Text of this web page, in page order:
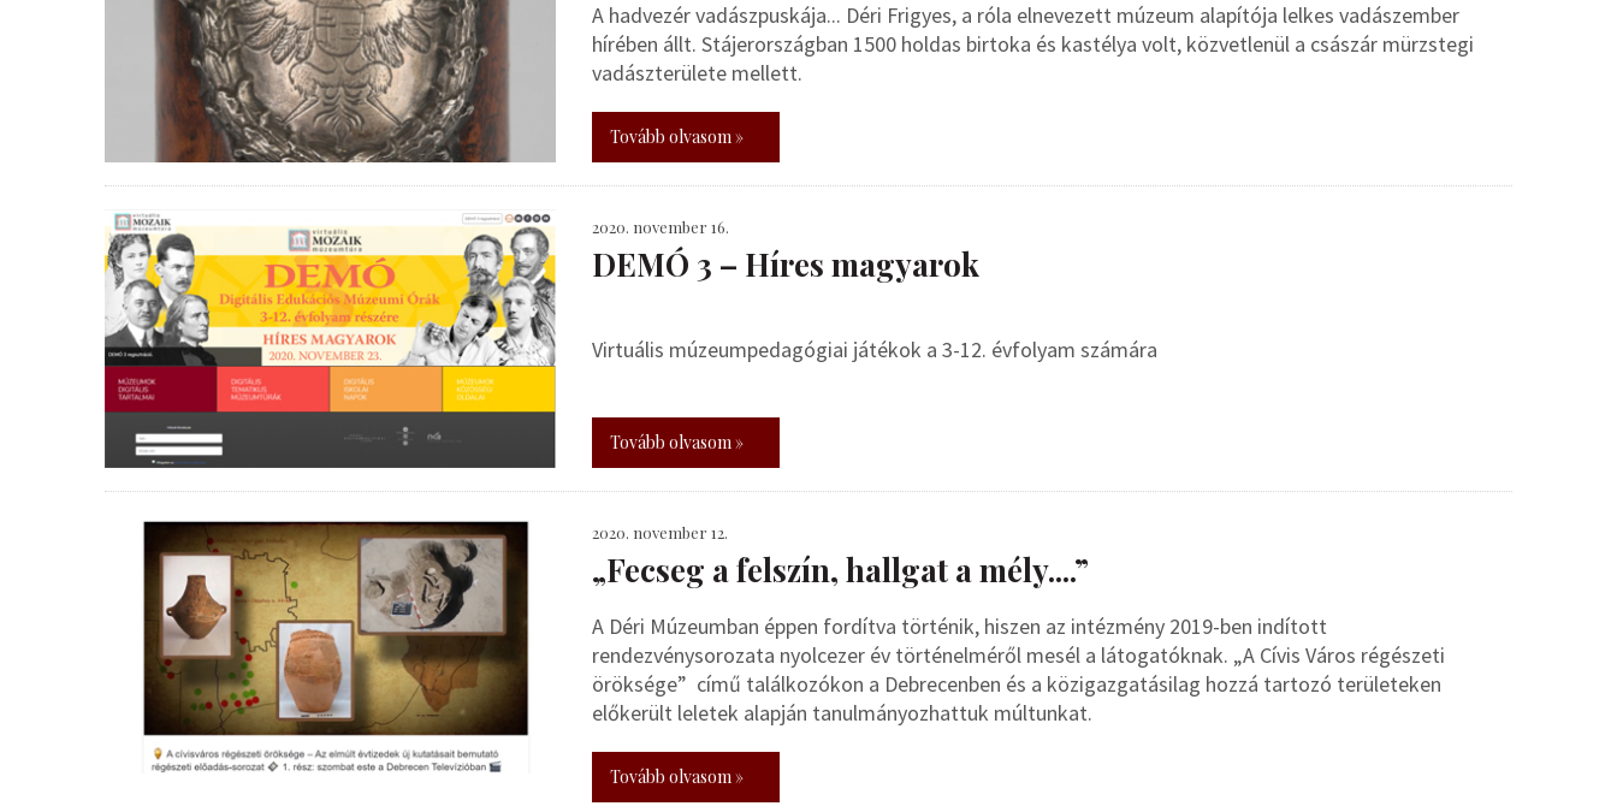
A hadvezér vadászpuskája... Déri Frigyes, a róla elnevezett múzeum alapítója lelkes vadászember
hírében állt. Stájerországban 1500 holdas birtoka és kastélya volt, közvetlenül a császár mürzstegi
vadászterülete mellett.
Tovább olvasom »
2020. november 16.
DEMÓ 3 – Híres magyarok
Virtuális múzeumpedagógiai játékok a 3-12. évfolyam számára
Tovább olvasom »
2020. november 12.
„Fecseg a felszín, hallgat a mély....”
A Déri Múzeumban éppen fordítva történik, hiszen az intézmény 2019-ben indított
rendezvénysorozata nyolcezer év történelméről mesél a látogatóknak. „A Cívis Város régészeti
öröksége” című találkozókon a Debrecenben és a közigazgatásilag hozzá tartozó területeken
előkerült leletek alapján tanulmányozhattuk múltunkat.
Tovább olvasom »